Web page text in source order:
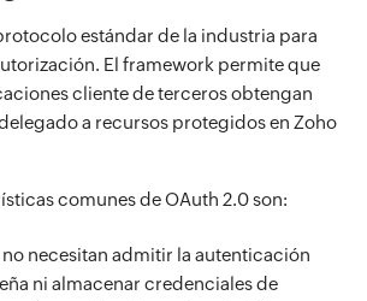
estándar de la industria para
El framework permite que
cliente de terceros obtengan
a recursos protegidos en Zoho
comunes de OAuth 2.0 son:
no necesitan admitir la autenticación
ni almacenar credenciales de